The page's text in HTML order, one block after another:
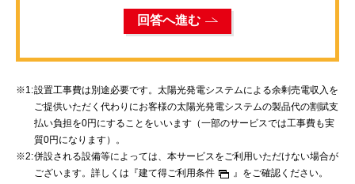
回答へ進む
設置工事費は別途必要です。太陽光発電システムによる余剰売電収入を
ご提供いただく代わりにお客様の太陽光発電システムの製品代の割賦支
払い負担を0円にすることをいいます（一部のサービスでは工事費も実
質0円になります）。
併設される設備等によっては、本サービスをご利用いただけない場合が
ございます。詳しくは 『建て得ご利用条件 』 をご確認ください。